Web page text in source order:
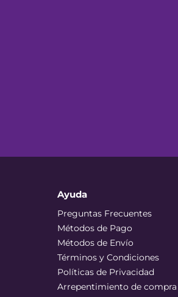
Ayuda
Preguntas Frecuentes
Métodos de Pago
Métodos de Envío
Términos y Condiciones
Políticas de Privacidad
Arrepentimiento de compra